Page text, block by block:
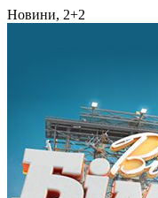
Новини, 2+2